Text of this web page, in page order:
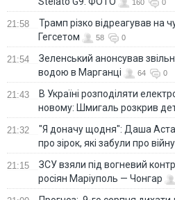
160 0
21:58
Трамп різко відреагував на
Гегсетом
58 0
21:54
Зеленський анонсував
водою в Марганці
64 0
21:43
В Україні розподіляти
новому: Шмигаль розкрив
21:32
"Я доначу щодня": Даша
про зірок, які забули про війну
21:15
ЗСУ взяли під вогневий
росіян Маріуполь — Чонгар